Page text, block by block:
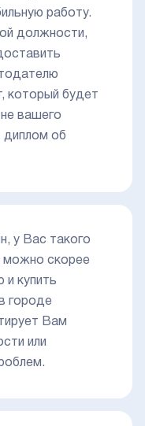
работу.
должности,
который будет
вашего
диплом об
у Вас такого
можно скорее
и купить
городе
Вам
или